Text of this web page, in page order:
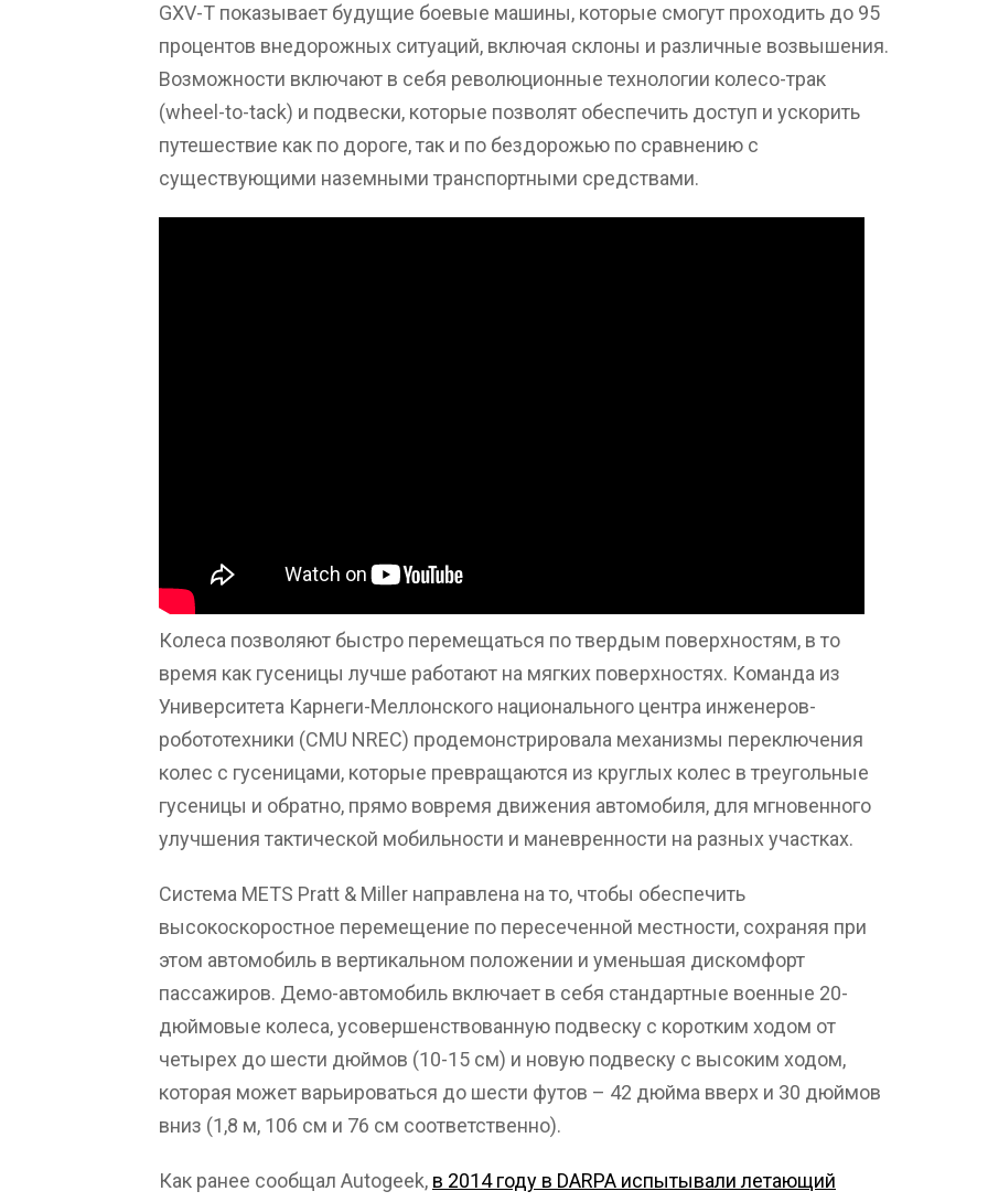
GXV-T показывает будущие боевые машины, которые смогут проходить до 95
процентов внедорожных ситуаций, включая склоны и различные возвышения.
Возможности включают в себя революционные технологии колесо-трак
(wheel-to-tack) и подвески, которые позволят обеспечить доступ и ускорить
путешествие как по дороге, так и по бездорожью по сравнению с
существующими наземными транспортными средствами.
Колеса позволяют быстро перемещаться по твердым поверхностям, в то
время как гусеницы лучше работают на мягких поверхностях. Команда из
Университета Карнеги-Меллонского национального центра инженеров-
робототехники (CMU NREC) продемонстрировала механизмы переключения
колес с гусеницами, которые превращаются из круглых колес в треугольные
гусеницы и обратно, прямо вовремя движения автомобиля, для мгновенного
улучшения тактической мобильности и маневренности на разных участках.
Система METS Pratt & Miller направлена ​​на то, чтобы обеспечить
высокоскоростное перемещение по пересеченной местности, сохраняя при
этом автомобиль в вертикальном положении и уменьшая дискомфорт
пассажиров. Демо-автомобиль включает в себя стандартные военные 20-
дюймовые колеса, усовершенствованную подвеску с коротким ходом от
четырех до шести дюймов (10-15 см) и новую подвеску с высоким ходом,
которая может варьироваться до шести футов – 42 дюйма вверх и 30 дюймов
вниз (1,8 м, 106 см и 76 см соответственно).
Как ранее сообщал Autogeek, в 2014 году в DARPA испытывали летающий